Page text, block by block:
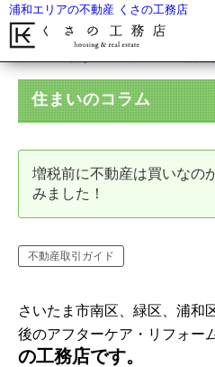
浦和エリアの不動産 くさの工務店
増税
住まいのコラム
増税前に不動産は買いなの
みました！
不動産取引ガイド
さいたま市南区、緑区、浦和
後のアフターケア・リフォー
の工務店です。